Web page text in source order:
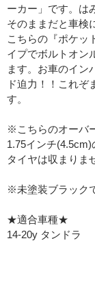
ーカー」です。は
そのままだと車検
こちらの『ポケッ
イプでボルトオン
ます。お車のイン
ド迫力！！これぞ
す。
※こちらのオーバ
1.75インチ
タイヤは収まりま
※未塗装ブラック
★適合車種★
14-20y タンドラ